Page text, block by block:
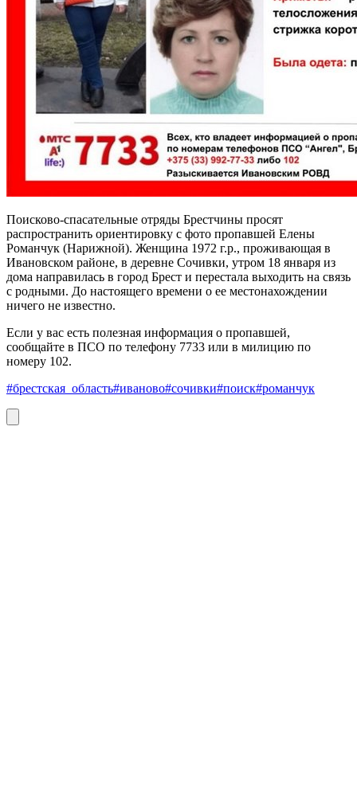
Поисково-спасательные отряды Брестчины просят
распространить ориентировку с фото пропавшей Елены
Романчук (Нарижной). Женщина 1972 г.р., проживающая в
Ивановском районе, в деревне Сочивки, утром 18 января из
дома направилась в город Брест и перестала выходить на связь
с родными. До настоящего времени о ее местонахождении
ничего не известно.
Если у вас есть полезная информация о пропавшей,
сообщайте в ПСО по телефону 7733 или в милицию по
номеру 102.
#брестская_область#иваново#сочивки#поиск#романчук